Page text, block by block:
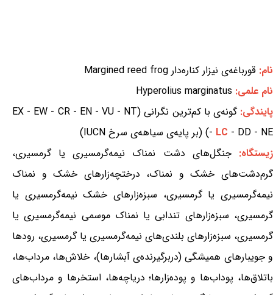
نام: قورباغه‌ی نیزار کناره‌دار Margined reed frog
نام علمی: Hyperolius marginatus
پایندگی:
گونه‌ی با کم‌ترین نگرانی (EX - EW - CR - EN - VU - NT
- LC - DD - NE) (بر پایه‌ی سیاهه‌ی سرخ IUCN)
زیستگاه:جنگل‌های دشت نمناک نیمه‌گرمسیری یا گرمسیری،
گرم‌دشت‌های خشک و نمناک، درختچه‌زارهای خشک و نمناک
نیمه‌گرمسیری یا گرمسیری، سبزه‌زارهای خشک نیمه‌گرمسیری یا
گرمسیری، سبزه‌زارهای تندابی یا نمناک موسمی نیمه‌گرمسیری یا
گرمسیری، سبزه‌زارهای بلندی‌های نیمه‌گرمسیری یا گرمسیری، رودها
و جویبارهای همیشگی (دربرگیرنده‌ی آبشارها)، خلاش‌ها، مرداب‌ها،
باتلاق‌ها، پوداب‌ها و پوده‌زارها؛ دریاچه‌ها، استخرها و مرداب‌های